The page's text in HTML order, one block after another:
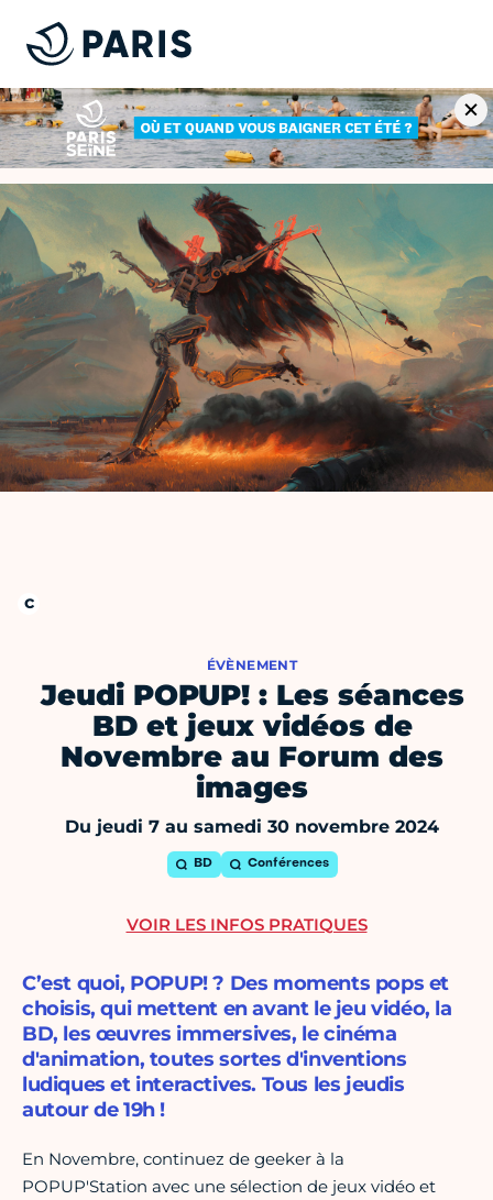
ÉVÈNEMENT
Jeudi POPUP! : Les séances
BD et jeux vidéos de
Novembre au Forum des
images
Du jeudi 7 au samedi 30 novembre 2024
BD Conférences
C’est quoi, POPUP! ? Des moments pops et
choisis, qui mettent en avant le jeu vidéo, la
BD, les œuvres immersives, le cinéma
d'animation, toutes sortes d'inventions
ludiques et interactives. Tous les jeudis
autour de 19h !
En Novembre, continuez de geeker à la
POPUP'Station avec une sélection de jeux vidéo et
VOIR LES INFOS PRATIQUES